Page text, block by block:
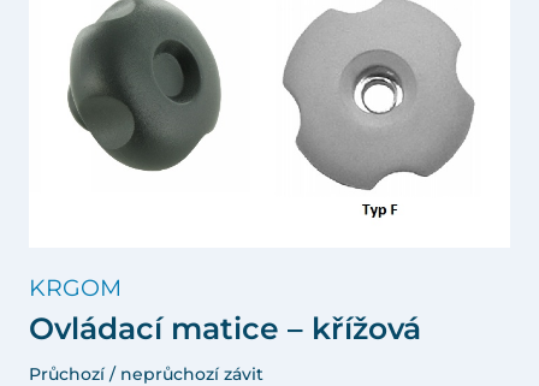
KRGOM
Ovládací matice – křížová
Průchozí / neprůchozí závit